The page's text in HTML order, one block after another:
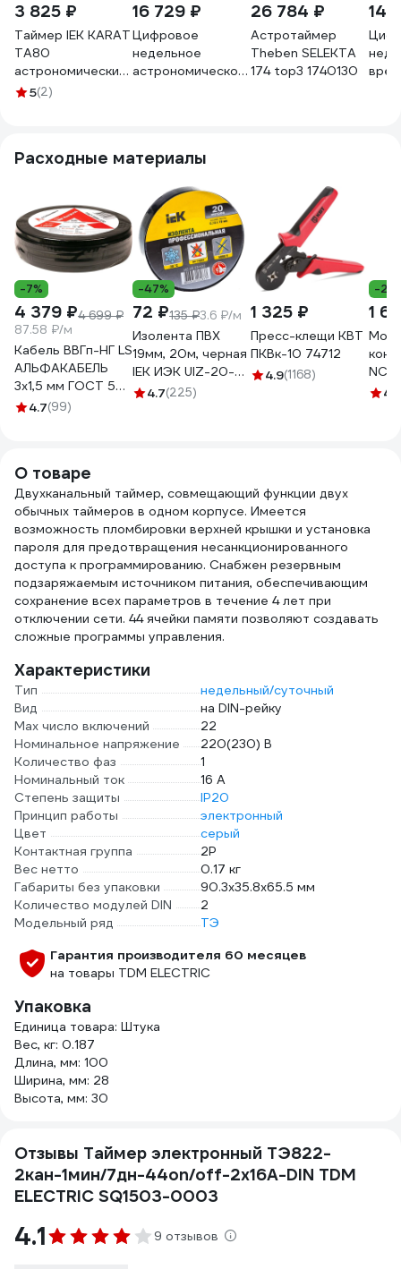
3 825 ₽
Таймер IEK KARAT
ТА80
астрономический
16А 230В на DIN-
5(2)
16 729 ₽
Цифровое
недельное
астрономическое
12A282300000
26 784 ₽
Астротаймер
Theben SELEKTA
174 top3 1740130
14
Расходные материалы
-7%
4 379 ₽4 699 ₽
87.58 ₽/м
Кабель ВВГп-НГ LS
АЛЬФАКАБЕЛЬ
3х1,5 мм ГОСТ 50
м 05190
4.7(99)
-47%
72 ₽135 ₽3.6 ₽/м
Изолента ПВХ
19мм, 20м, черная
IEK ИЭК UIZ-20-
10-K02
4.7(225)
1 325 ₽
Пресс-клещи КВТ
ПКВк-10 74712
4.9(1168)
-
1
2НО4.9
О товаре
Двухканальный таймер, совмещающий функции двух
обычных таймеров в одном корпусе. Имеется
возможность пломбировки верхней крышки и установка
пароля для предотвращения несанкционированного
доступа к программированию. Снабжен резервным
подзаряжаемым источником питания, обеспечивающим
сохранение всех параметров в течение 4 лет при
отключении сети. 44 ячейки памяти позволяют создавать
сложные программы управления.
Характеристики
Тип
недельный/суточный
Вид
на DIN-рейку
Max число включений
22
Номинальное напряжение
220(230) В
Количество фаз
1
Номинальный ток
16 А
Степень защиты
IP20
Принцип работы
электронный
Цвет
серый
Контактная группа
2Р
Вес нетто
0.17 кг
Габариты без упаковки
90.3х35.8х65.5 мм
Количество модулей DIN
2
Модельный ряд
ТЭ
Гарантия производителя 60 месяцев
на товары TDM ELECTRIC
Упаковка
Единица товара: Штука
Вес, кг: 0.187
Длина, мм: 100
Ширина, мм: 28
Высота, мм: 30
Отзывы Таймер электронный ТЭ822-
2кан-1мин/7дн-44on/off-2х16А-DIN TDM
ELECTRIC SQ1503-0003
4.1 9 отзывов